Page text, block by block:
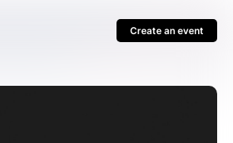
Create an event